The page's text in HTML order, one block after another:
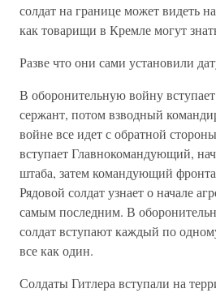
солдат на границе может видеть
как товарищи в Кремле могут
Разве что они сами установили
В оборонительную войну
сержант, потом взводный
войне все идет с обратной
вступает Главнокомандующий,
штаба, затем командующий
Рядовой солдат узнает о начале
самым последним. В
солдат вступают каждый по
все как один.
Солдаты Гитлера вступали на